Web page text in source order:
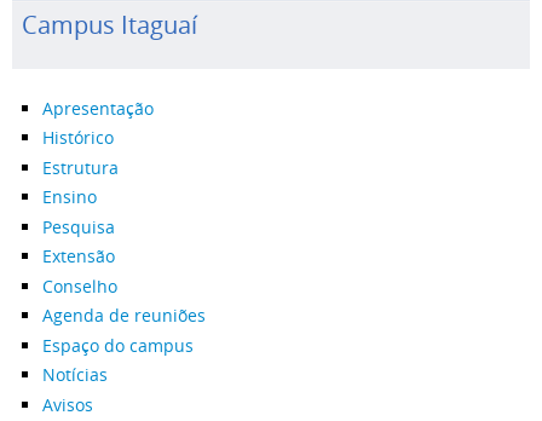
Campus Itaguaí
Apresentação
Histórico
Estrutura
Ensino
Pesquisa
Extensão
Conselho
Agenda de reuniões
Espaço do campus
Notícias
Avisos